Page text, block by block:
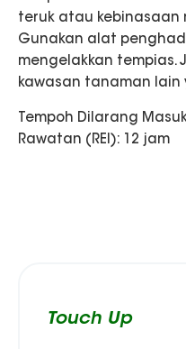
teruk atau kebinasaan
Gunakan alat
mengelakkan tempias.
kawasan tanaman lain
Tempoh Dilarang
Rawatan (REI): 12 jam
Touch Up